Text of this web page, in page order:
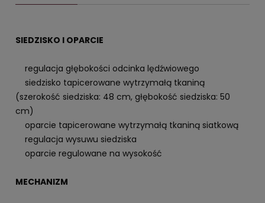
SIEDZISKO I OPARCIE
regulacja głębokości odcinka lędźwiowego
siedzisko tapicerowane wytrzymałą tkaniną
(szerokość siedziska: 48 cm, głębokość siedziska: 50
cm)
oparcie tapicerowane wytrzymałą tkaniną siatkową
regulacja wysuwu siedziska
oparcie regulowane na wysokość
MECHANIZM